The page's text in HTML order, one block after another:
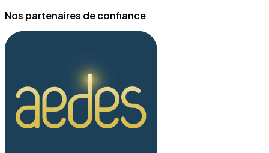
Nos partenaires de confiance